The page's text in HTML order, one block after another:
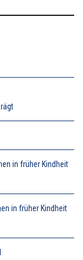
in früher Kindheit
in früher Kindheit